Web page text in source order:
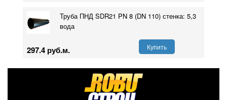
Труба ПНД SDR21 PN 8 (DN 110) стенка: 5,3
вода
297.4 руб.м. Купить